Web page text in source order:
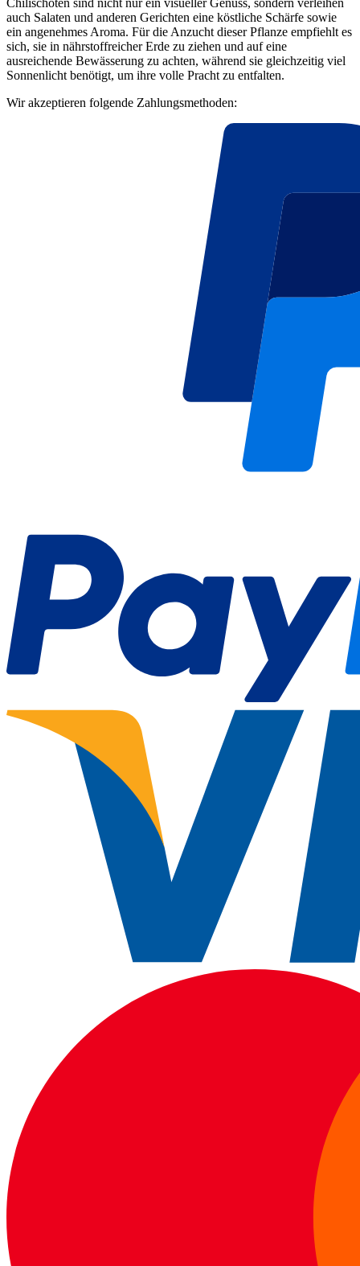
Chilischoten sind nicht nur ein visueller Genuss, sondern verleihen
auch Salaten und anderen Gerichten eine köstliche Schärfe sowie
ein angenehmes Aroma. Für die Anzucht dieser Pflanze empfiehlt es
sich, sie in nährstoffreicher Erde zu ziehen und auf eine
ausreichende Bewässerung zu achten, während sie gleichzeitig viel
Sonnenlicht benötigt, um ihre volle Pracht zu entfalten.
Wir akzeptieren folgende Zahlungsmethoden: